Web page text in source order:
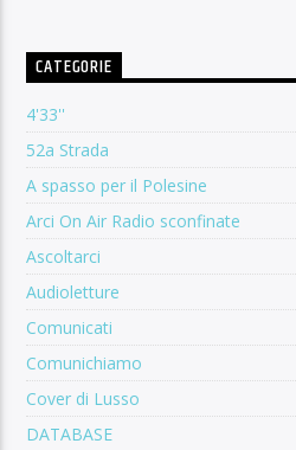
CATEGORIE
4'33''
52a Strada
A spasso per il Polesine
Arci On Air Radio sconfinate
Ascoltarci
Audioletture
Comunicati
Comunichiamo
Cover di Lusso
DATABASE